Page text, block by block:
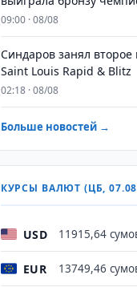
09:00 · 08/08
Синдаров занял второе
Saint Louis Rapid & Blitz
02:18 · 08/08
Больше новостей →
КУРСЫ ВАЛЮТ (ЦБ,
USD 11915,64
EUR 13749,46